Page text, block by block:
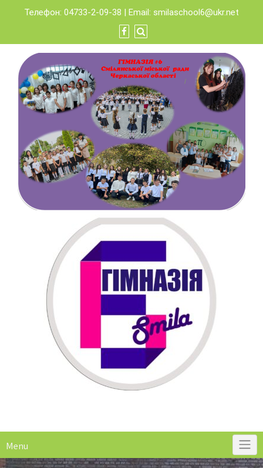
content
Телефон: 04733-2-09-38 | Email: smilaschool6@ukr.net
Menu